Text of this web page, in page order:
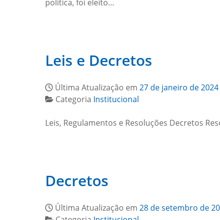
política, foi eleito…
Leis e Decretos
Última Atualização em 27 de janeiro de 2024
Categoria Institucional
Leis, Regulamentos e Resoluções Decretos
Decretos
Última Atualização em 28 de setembro de